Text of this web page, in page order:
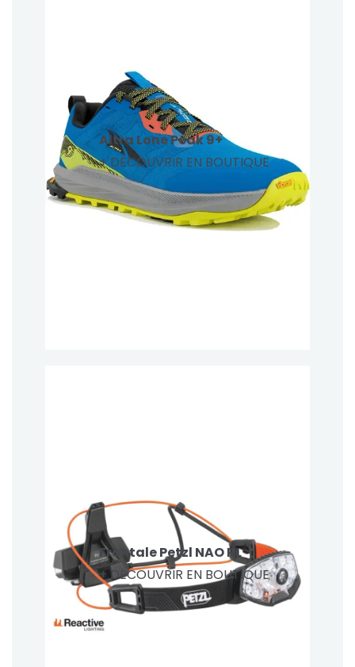
Altra Lone Peak 9+
+ DÉCOUVRIR EN BOUTIQUE
Frontale Petzl NAO RL
+ DÉCOUVRIR EN BOUTIQUE